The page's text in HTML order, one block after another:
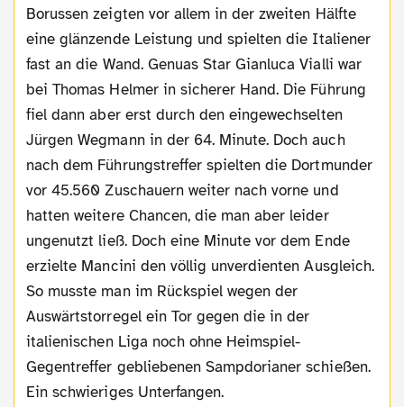
Borussen zeigten vor allem in der zweiten Hälfte
eine glänzende Leistung und spielten die Italiener
fast an die Wand. Genuas Star Gianluca Vialli war
bei Thomas Helmer in sicherer Hand. Die Führung
fiel dann aber erst durch den eingewechselten
Jürgen Wegmann in der 64. Minute. Doch auch
nach dem Führungstreffer spielten die Dortmunder
vor 45.560 Zuschauern weiter nach vorne und
hatten weitere Chancen, die man aber leider
ungenutzt ließ. Doch eine Minute vor dem Ende
erzielte Mancini den völlig unverdienten Ausgleich.
So musste man im Rückspiel wegen der
Auswärtstorregel ein Tor gegen die in der
italienischen Liga noch ohne Heimspiel-
Gegentreffer gebliebenen Sampdorianer schießen.
Ein schwieriges Unterfangen.